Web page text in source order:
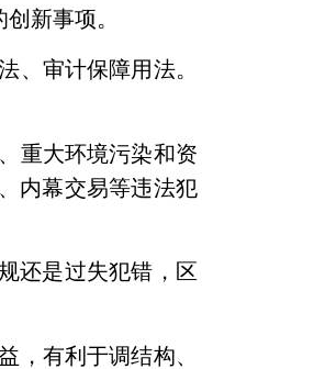
新事项。
审计保障用法。
重大环境污染和资
内幕交易等违法犯
还是过失犯错，区
有利于调结构、